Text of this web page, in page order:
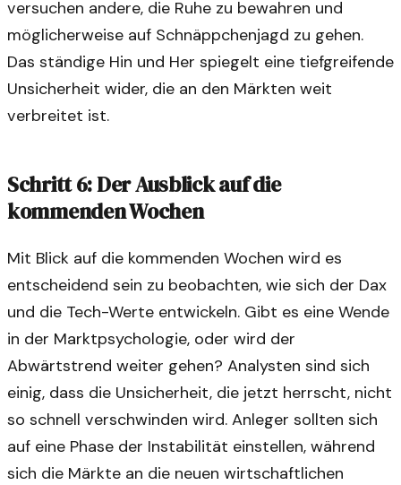
versuchen andere, die Ruhe zu bewahren und
möglicherweise auf Schnäppchenjagd zu gehen.
Das ständige Hin und Her spiegelt eine tiefgreifende
Unsicherheit wider, die an den Märkten weit
verbreitet ist.
Schritt 6: Der Ausblick auf die
kommenden Wochen
Mit Blick auf die kommenden Wochen wird es
entscheidend sein zu beobachten, wie sich der Dax
und die Tech-Werte entwickeln. Gibt es eine Wende
in der Marktpsychologie, oder wird der
Abwärtstrend weiter gehen? Analysten sind sich
einig, dass die Unsicherheit, die jetzt herrscht, nicht
so schnell verschwinden wird. Anleger sollten sich
auf eine Phase der Instabilität einstellen, während
sich die Märkte an die neuen wirtschaftlichen